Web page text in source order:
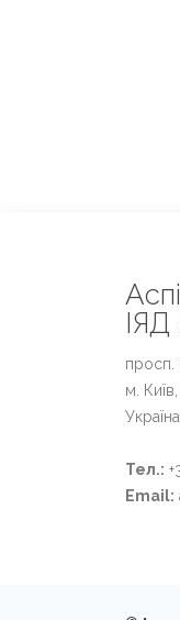
просп.
м.
Україна
Тел.:
Email: